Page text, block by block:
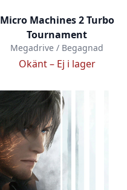
Micro Machines 2 Turbo
Tournament
Megadrive / Begagnad
Okänt – Ej i lager